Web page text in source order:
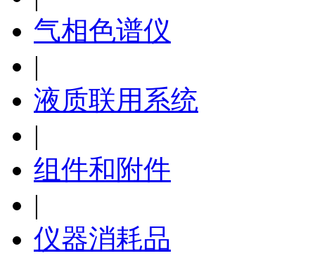
气相色谱仪
|
液质联用系统
|
组件和附件
|
仪器消耗品